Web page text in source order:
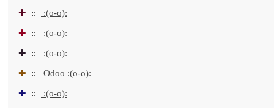
✚ :: :(o-o):
✚ :: :(o-o):
✚ :: :(o-o):
✚ :: Odoo :(o-o):
✚ :: :(o-o):